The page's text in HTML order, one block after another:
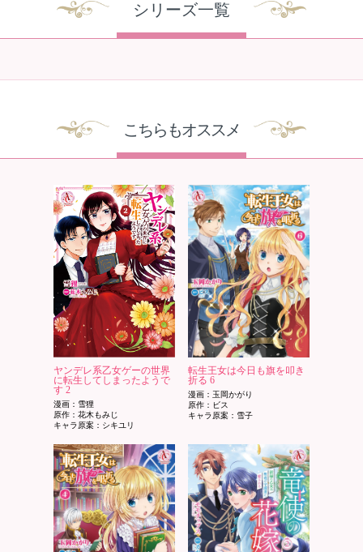
シリーズ一覧
こちらもオススメ
ヤンデレ系乙女ゲーの世界
に転生してしまったようで
す 2
漫画：雪狸
原作：花木もみじ
キャラ原案：シキユリ
転生王女は今日も旗を叩き
折る 6
漫画：玉岡かがり
原作：ビス
キャラ原案：雪子